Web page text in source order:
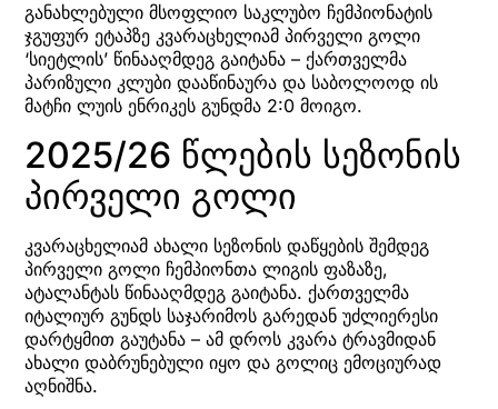
განახლებული მსოფლიო საკლუბო ჩემპიონატის
ჯგუფურ ეტაპზე კვარაცხელიამ პირველი გოლი
‘სიეტლის’ წინააღმდეგ გაიტანა – ქართველმა
პარიზული კლუბი დააწინაურა და საბოლოოდ ის
მატჩი ლუის ენრიკეს გუნდმა 2:0 მოიგო.
2025/26 წლების სეზონის
პირველი გოლი
კვარაცხელიამ ახალი სეზონის დაწყების შემდეგ
პირველი გოლი ჩემპიონთა ლიგის ფაზაზე,
ატალანტას წინააღმდეგ გაიტანა. ქართველმა
იტალიურ გუნდს საჯარიმოს გარედან უძლიერესი
დარტყმით გაუტანა – ამ დროს კვარა ტრავმიდან
ახალი დაბრუნებული იყო და გოლიც ემოციურად
აღნიშნა.